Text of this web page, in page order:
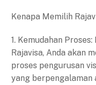
Kenapa Memilih
1. Kemudahan
Rajavisa, Anda akan
proses pengurusan
yang berpengalaman